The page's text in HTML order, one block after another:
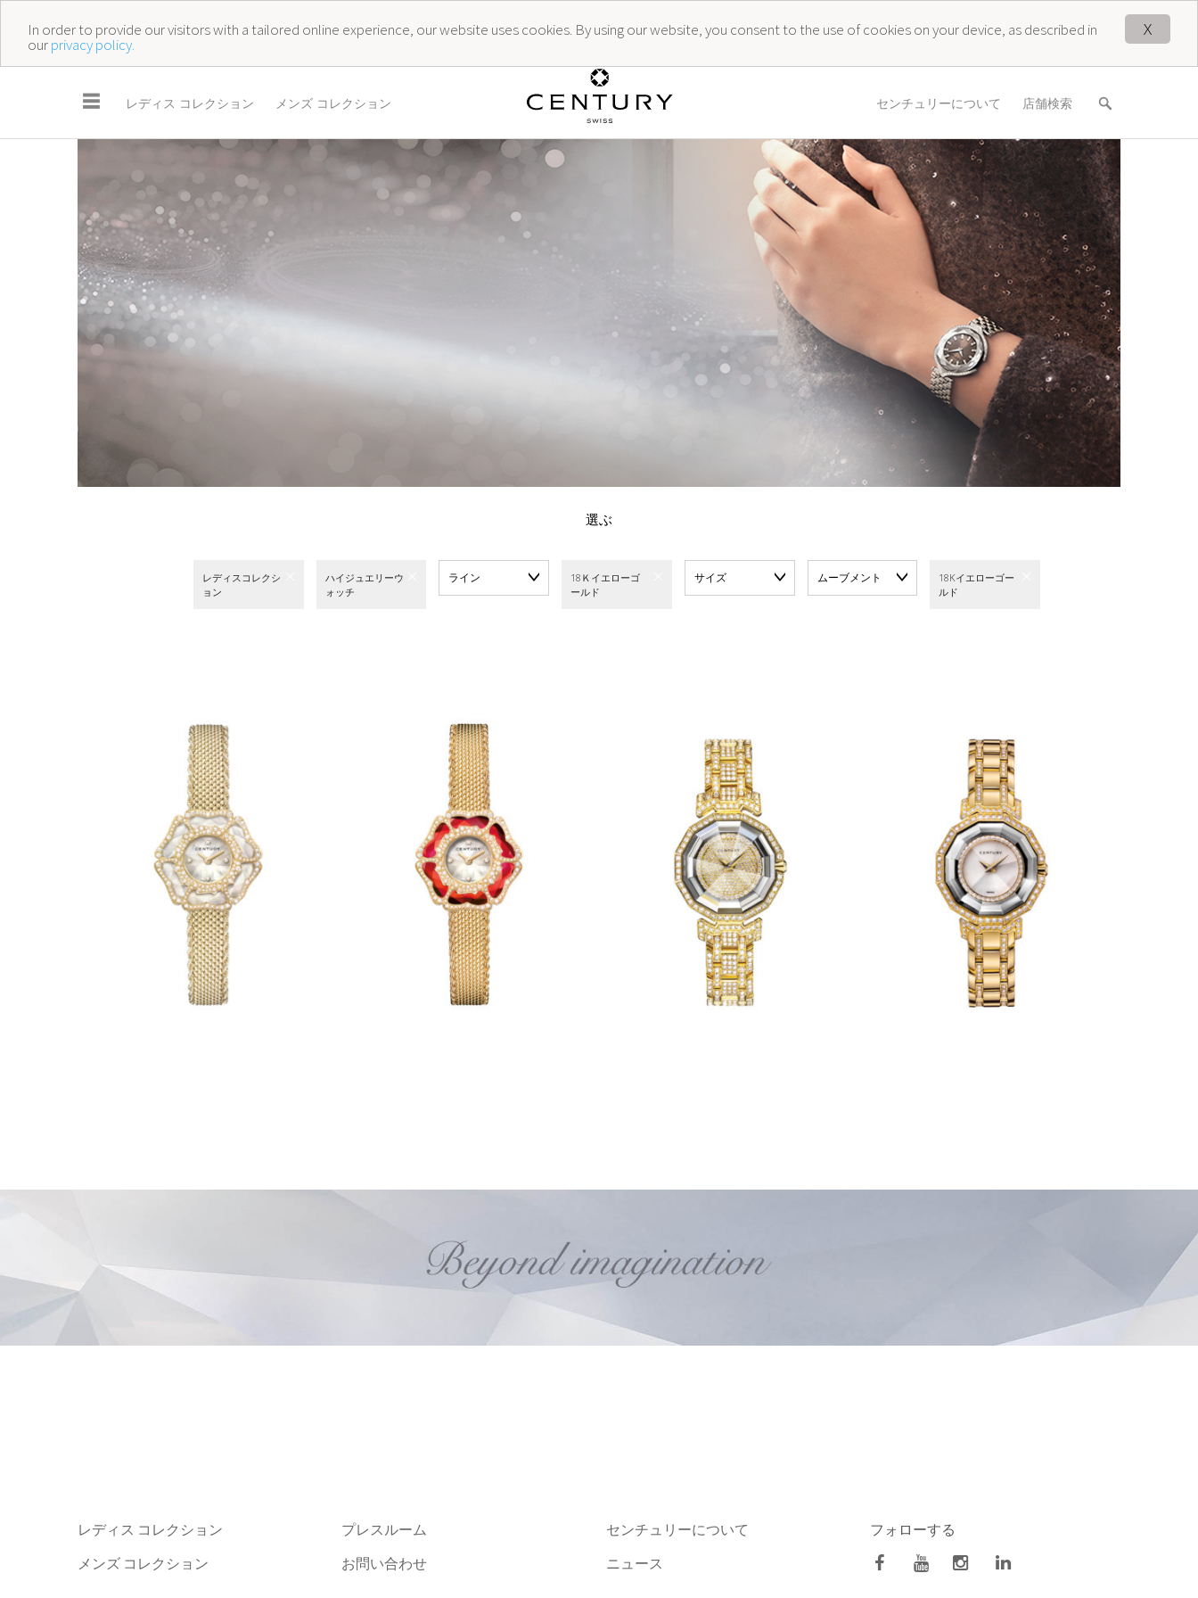
X
In order to provide our visitors with a tailored online experience, our website uses cookies. By using our website, you consent to the use of cookies on your device, as described in
ourprivacy policy.
☰ レディス コレクション メンズ コレクション センチュリーについて 店舗検索
選ぶ
レディスコレクシ
ョン
ハイジュエリーウ
ォッチ
ライン
18Ｋイエローゴ
ールド
サイズ ムーブメント
18Kイエローゴー
ルド
レディス コレクション
メンズ コレクション
プレスルーム
お問い合わせ
センチュリーについて
ニュース
フォローする
facebookYoutubeInstagram